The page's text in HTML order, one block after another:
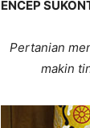
ENCEP
Pertanian
makin